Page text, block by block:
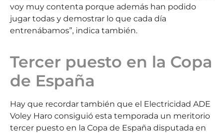
voy muy contenta porque además han podido
jugar todas y demostrar lo que cada día
entrenábamos”, indica también.
Tercer puesto en la Copa
de España
Hay que recordar también que el Electricidad ADE
Voley Haro consiguió esta temporada un meritorio
tercer puesto en la Copa de España disputada en